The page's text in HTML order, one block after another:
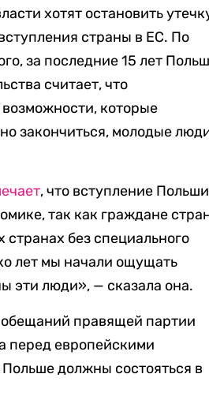
хотят остановить
страны в ЕС. По
за последние 15 лет
считает, что
которые
закончиться, молодые
, что вступление
так как граждане
странах без специального
лет мы начали ощущать
эти люди», — сказала она.
правящей партии
перед европейскими
должны состояться в